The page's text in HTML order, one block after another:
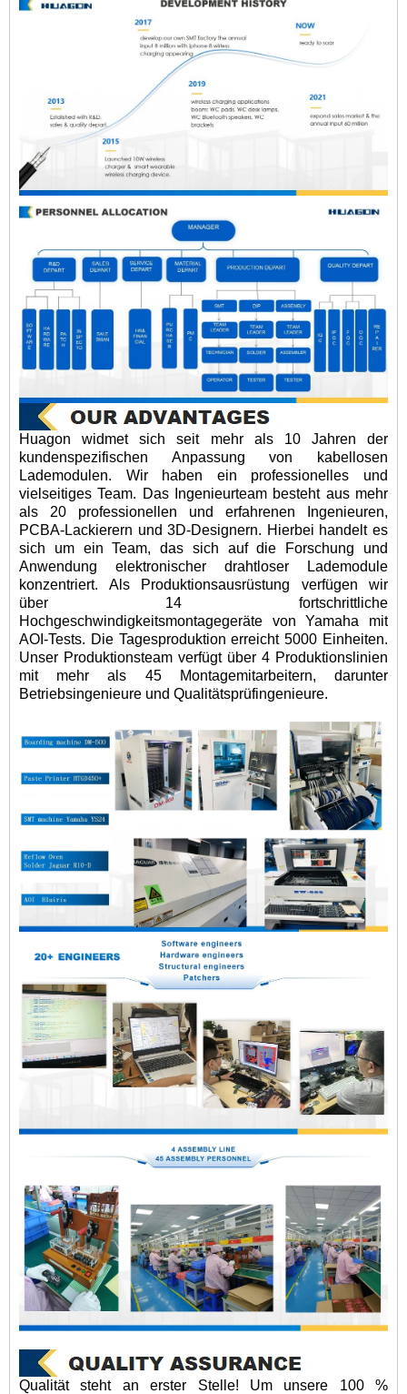
Huagon widmet sich seit mehr als 10 Jahren der
kundenspezifischen Anpassung von kabellosen
Lademodulen. Wir haben ein professionelles und
vielseitiges Team. Das Ingenieurteam besteht aus mehr
als 20 professionellen und erfahrenen Ingenieuren,
PCBA-Lackierern und 3D-Designern. Hierbei handelt es
sich um ein Team, das sich auf die Forschung und
Anwendung elektronischer drahtloser Lademodule
konzentriert. Als Produktionsausrüstung verfügen wir
über 14 fortschrittliche
Hochgeschwindigkeitsmontagegeräte von Yamaha mit
AOI-Tests. Die Tagesproduktion erreicht 5000 Einheiten.
Unser Produktionsteam verfügt über 4 Produktionslinien
mit mehr als 45 Montagemitarbeitern, darunter
Betriebsingenieure und Qualitätsprüfingenieure.
Qualität steht an erster Stelle! Um unsere 100 %